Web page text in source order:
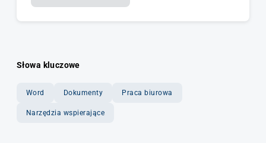
Słowa kluczowe
Word Dokumenty Praca biurowa
Narzędzia wspierające